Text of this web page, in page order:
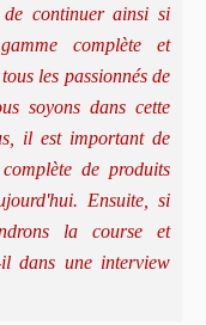
continuer ainsi si
complète et
les passionnés de
soyons dans cette
il est important de
de produits
Ensuite, si
la course et
dans une interview